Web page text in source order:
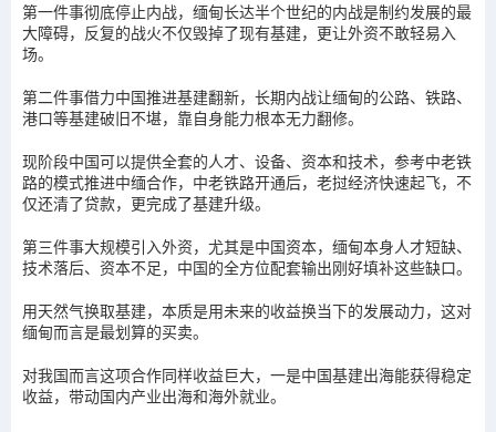
第一件事彻底停止内战，缅甸长达半个世纪的内战是制约发展的最
大障碍，反复的战火不仅毁掉了现有基建，更让外资不敢轻易入
场。
第二件事借力中国推进基建翻新，长期内战让缅甸的公路、铁路、
港口等基建破旧不堪，靠自身能力根本无力翻修。
现阶段中国可以提供全套的人才、设备、资本和技术，参考中老铁
路的模式推进中缅合作，中老铁路开通后，老挝经济快速起飞，不
仅还清了贷款，更完成了基建升级。
第三件事大规模引入外资，尤其是中国资本，缅甸本身人才短缺、
技术落后、资本不足，中国的全方位配套输出刚好填补这些缺口。
用天然气换取基建，本质是用未来的收益换当下的发展动力，这对
缅甸而言是最划算的买卖。
对我国而言这项合作同样收益巨大，一是中国基建出海能获得稳定
收益，带动国内产业出海和海外就业。